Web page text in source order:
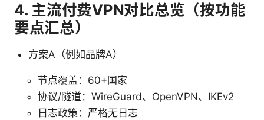
4. 主流付费VPN对比总览（按功能
要点汇总）
方案A（例如品牌A）
节点覆盖：60+国家
协议/隧道：WireGuard、OpenVPN、IKEv2
日志政策：严格无日志